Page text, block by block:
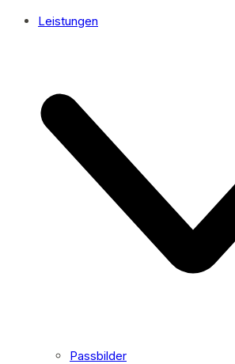
Leistungen
Passbilder